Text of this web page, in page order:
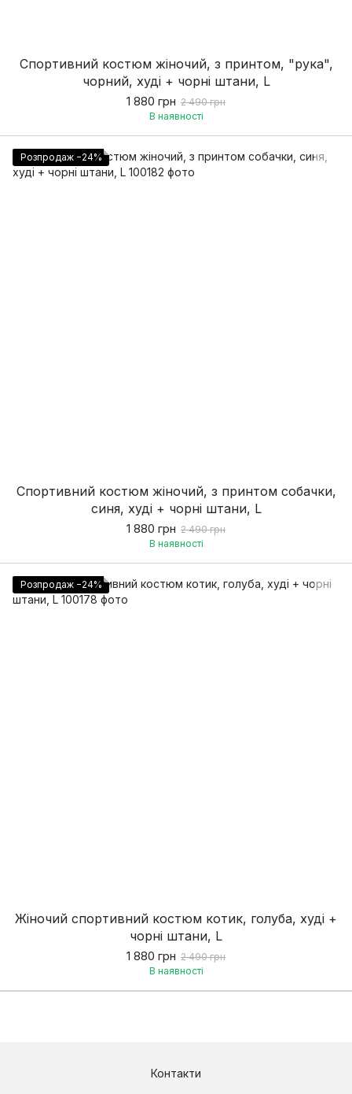
Спортивний костюм жіночий, з принтом, "рука",
чорний, худі + чорні штани, L
1 880 грн 2 490 грн
В наявності
Розпродаж −24%
Спортивний костюм жіночий, з принтом собачки,
синя, худі + чорні штани, L
1 880 грн 2 490 грн
В наявності
Розпродаж −24%
Жіночий спортивний костюм котик, голуба, худі +
чорні штани, L
1 880 грн 2 490 грн
В наявності
Контакти